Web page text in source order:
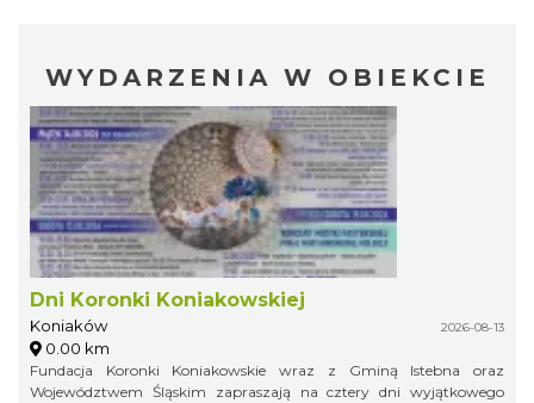
WYDARZENIA W OBIEKCIE
Dni Koronki Koniakowskiej
Koniaków 2026-08-13
0.00 km
Fundacja Koronki Koniakowskie wraz z Gminą Istebna oraz
Województwem Śląskim zapraszają na cztery dni wyjątkowego